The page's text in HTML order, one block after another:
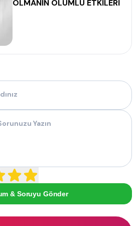
OLMANIN OLUMLU ETKİLERİ
& Soruyu Gönder